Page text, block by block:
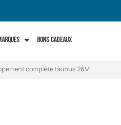
Bons Cadeaux
complète taunus 26M